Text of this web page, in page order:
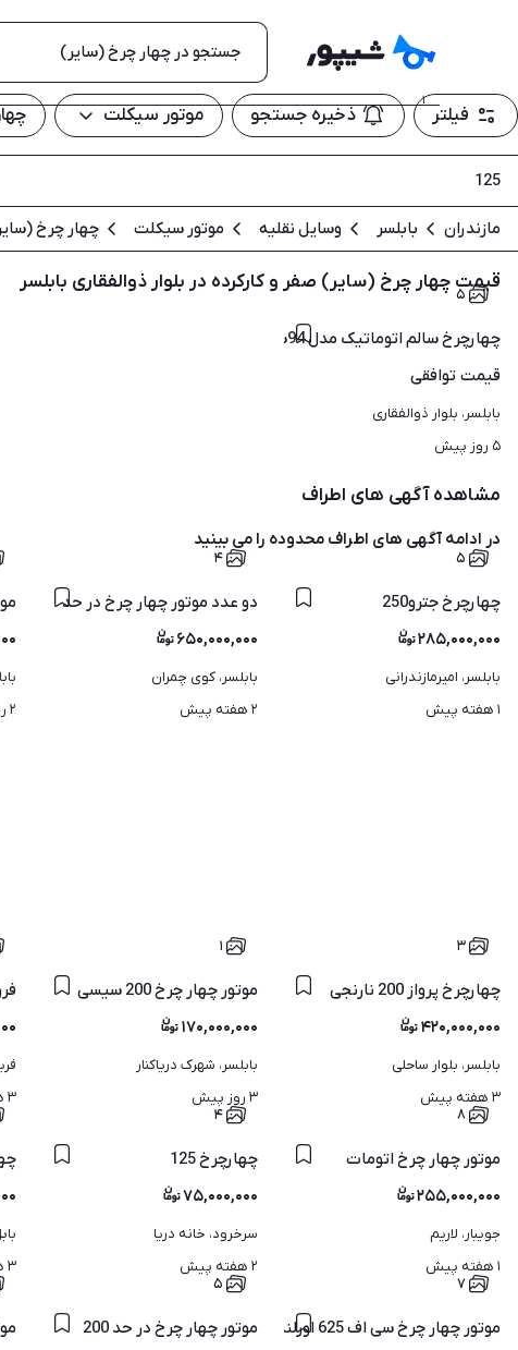
۱
فیلتر ذخیره جستجو موتور سیکلت
125
مازندران بابلسر وسایل نقلیه موتور سیکلت چهار چرخ
قیمت چهار چرخ (سایر) صفر و کارکرده در بلوار ذوالفقاری بابلسر
۵
چهارچرخ سالم اتوماتیک مدل 94سالم
قیمت توافقی
بابلسر، بلوار ذوالفقاری
۵ روز پیش
مشاهده آگهی های اطراف
در ادامه آگهی های اطراف محدوده را می بینید
۵
چهارچرخ جترو250
۲۸۵,۰۰۰,۰۰۰
بابلسر، امیرمازندرانی
۱ هفته پیش
۴
دو عدد موتور چهار چرخ در حد
۶۵۰,۰۰۰,۰۰۰
بابلسر، کوی چمران
۲ هفته پیش
۲ روز پیش
۳
چهارچرخ پرواز 200 نارنجی
۴۲۰,۰۰۰,۰۰۰
بابلسر، بلوار ساحلی
۳ هفته پیش
۱
موتور چهار چرخ 200 سیسی
۱۷۰,۰۰۰,۰۰۰
بابلسر، شهرک دریاکنار
۳ روز پیش
۳ هفته پیش
۸
موتور چهار چرخ اتومات
۲۵۵,۰۰۰,۰۰۰
جویبار، لاریم
۱ هفته پیش
۴
چهارچرخ 125
۷۵,۰۰۰,۰۰۰
سرخرود، خانه دریا
۲ هفته پیش
۳ هفته پیش
۷
موتور چهار چرخ سی اف 625 اورلند
۵
موتور چهار چرخ در حد 200
موتور